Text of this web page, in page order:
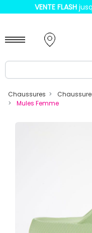
VENTE FLASH
Chaussures
Mules Femme